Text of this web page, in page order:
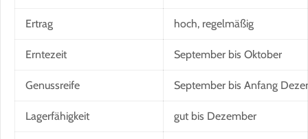
Ertrag hoch, regelmäßig
Erntezeit September bis Oktober
Genussreife September bis Anfang
Lagerfähigkeit gut bis Dezember